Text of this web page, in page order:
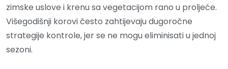
zimske uslove i krenu sa vegetacijom rano u proljeće.
Višegodišnji korovi često zahtijevaju dugoročne
strategije kontrole, jer se ne mogu eliminisati u jednoj
sezoni.